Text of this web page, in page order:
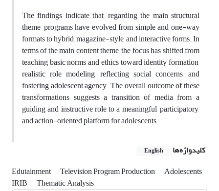
The findings indicate that, regarding the main structural
theme, programs have evolved from simple and one-way
formats to hybrid, magazine-style, and interactive forms. In
terms of the main content theme, the focus has shifted from
teaching basic norms and ethics toward identity formation,
realistic role modeling, reflecting social concerns, and
fostering adolescent agency. The overall outcome of these
transformations suggests a transition of media from a
guiding and instructive role to a meaningful, participatory,
and action-oriented platform for adolescents.
کلیدواژه‌ها
English
Edutainment Television Program Production
Adolescents
IRIB
Thematic Analysis